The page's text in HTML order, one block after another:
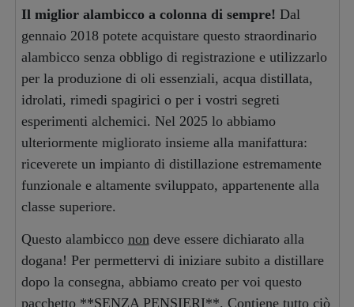
Il miglior alambicco a colonna di sempre! Dal
gennaio 2018 potete acquistare questo straordinario
alambicco senza obbligo di registrazione e utilizzarlo
per la produzione di oli essenziali, acqua distillata,
idrolati, rimedi spagirici o per i vostri segreti
esperimenti alchemici. Nel 2025 lo abbiamo
ulteriormente migliorato insieme alla manifattura:
riceverete un impianto di distillazione estremamente
funzionale e altamente sviluppato, appartenente alla
classe superiore.
Questo alambicco nondeve essere dichiarato alla
dogana! Per permettervi di iniziare subito a distillare
dopo la consegna, abbiamo creato per voi questo
pacchetto **SENZA PENSIERI**. Contiene tutto ciò